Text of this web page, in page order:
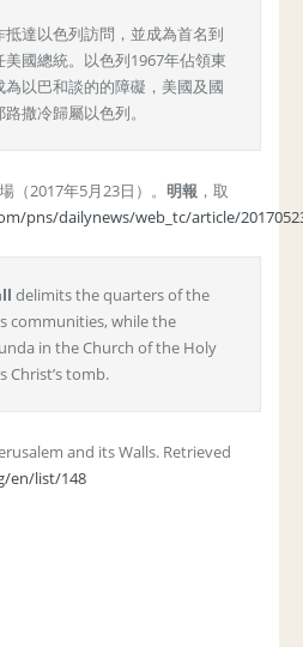
抵達以色列訪問，並成為首名到
美國總統。以色列1967年佔領東
以巴和談的的障礙，美國及國
撒冷歸屬以色列。
（2017年5月23日）。 明報 ，取
pns/dailynews/web_tc/article/
delimits the quarters of the
communities, while the
in the Church of the Holy
Christ’s tomb.
and its Walls. Retrieved
en/list/148